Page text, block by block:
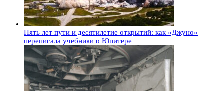
Пять лет пути и десятилетие открытий: как «Джуно»
переписала учебники о Юпитере